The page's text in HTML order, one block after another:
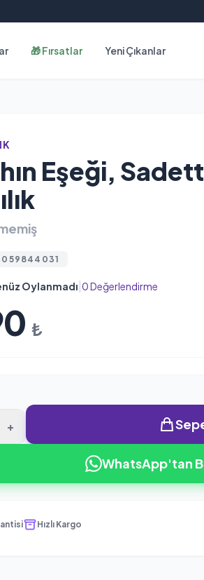
🎁 Fırsatlar Yeni Çıkanlar
Eşeği,
Oylanmadı 0 Değerlendirme
₺
+
WhatsApp'tan
Hızlı Kargo